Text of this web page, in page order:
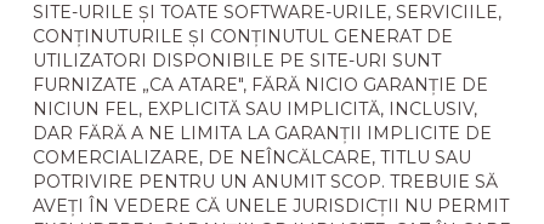
SITE-URILE ȘI TOATE SOFTWARE-URILE, SERVICIILE,
CONȚINUTURILE ȘI CONȚINUTUL GENERAT DE
UTILIZATORI DISPONIBILE PE SITE-URI SUNT
FURNIZATE „CA ATARE", FĂRĂ NICIO GARANȚIE DE
NICIUN FEL, EXPLICITĂ SAU IMPLICITĂ, INCLUSIV,
DAR FĂRĂ A NE LIMITA LA GARANȚII IMPLICITE DE
COMERCIALIZARE, DE NEÎNCĂLCARE, TITLU SAU
POTRIVIRE PENTRU UN ANUMIT SCOP. TREBUIE SĂ
AVEȚI ÎN VEDERE CĂ UNELE JURISDICȚII NU PERMIT